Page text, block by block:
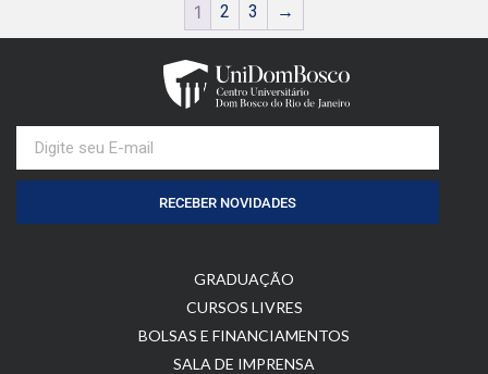
1 2 3 →
RECEBER NOVIDADES
GRADUAÇÃO
CURSOS LIVRES
BOLSAS E FINANCIAMENTOS
SALA DE IMPRENSA